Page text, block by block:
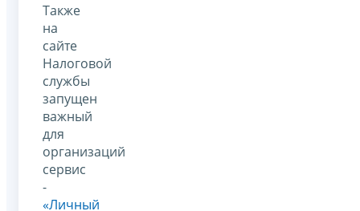
Также
на
сайте
Налоговой
службы
запущен
важный
для
организаций
сервис
-
«Личный